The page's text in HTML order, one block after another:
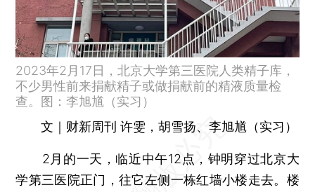
2023年2月17日，北京大学第三医院人类精子库，
不少男性前来捐献精子或做捐献前的精液质量检
查。图：李旭馗（实习）
文｜财新周刊 许雯，胡雪扬、李旭馗（实习）
2月的一天，临近中午12点，钟明穿过北京大
学第三医院正门，往它左侧一栋红墙小楼走去。楼